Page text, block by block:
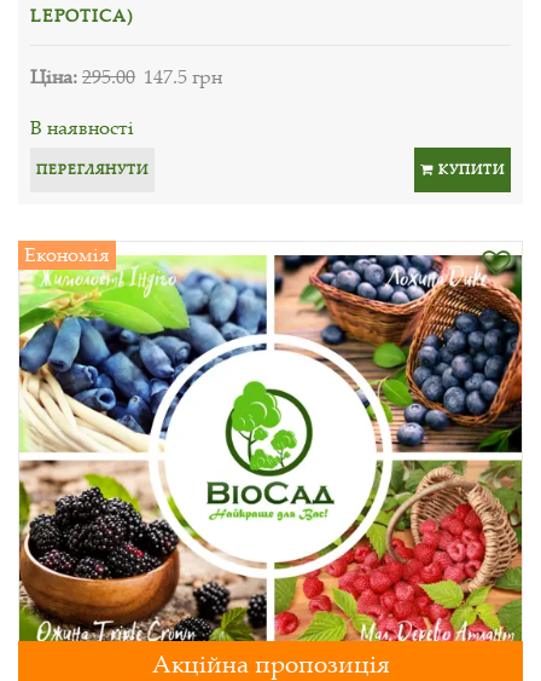
LEPOTICA)
Ціна:295.00 147.5 грн
В наявності
ПЕРЕГЛЯНУТИ КУПИТИ
Економія
Акційна пропозиція